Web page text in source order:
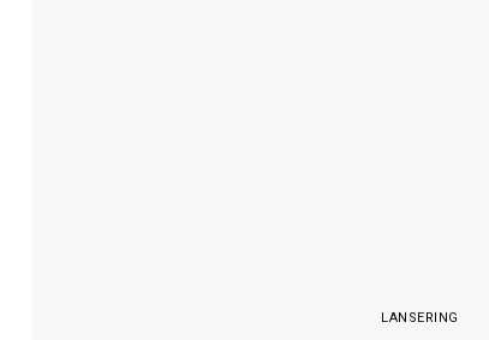
LANSERING